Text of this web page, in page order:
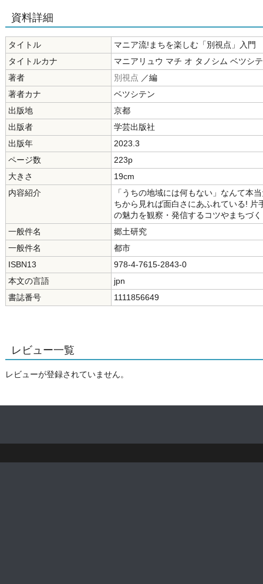
資料詳細
タイトル
マニア流!まちを楽しむ「別視点」入門
タイトルカナ
マニアリュウ マチ オ タノシム ベツシ
著者
別視点 ／編
著者カナ
ベツシテン
出版地
京都
出版者
学芸出版社
出版年
2023.3
ページ数
223p
大きさ
19cm
内容紹介
「うちの地域には何もない」なんて本
ちから見れば面白さにあふれている!
の魅力を観察・発信するコツやまちづ
一般件名
郷土研究
一般件名
都市
ISBN13
978-4-7615-2843-0
本文の言語
jpn
書誌番号
1111856649
レビュー一覧
レビューが登録されていません。